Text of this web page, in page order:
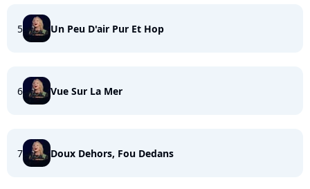
5 Un Peu D'air Pur Et Hop
6 Vue Sur La Mer
7 Doux Dehors, Fou Dedans